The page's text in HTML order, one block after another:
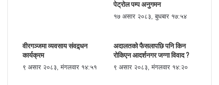
पेट्रोल पम्प अनुगमन
१७ असार २०८३, बुधबार १७:५४
वीरगञ्जमा व्यवसाय संवद्र्धन
कार्यक्रम
९ असार २०८३, मंगलवार १४:५१
अदालतको फैसलापछि पनि किन
रोकिएन आदर्शनगर जग्गा विवाद ?
९ असार २०८३, मंगलवार १४:२०